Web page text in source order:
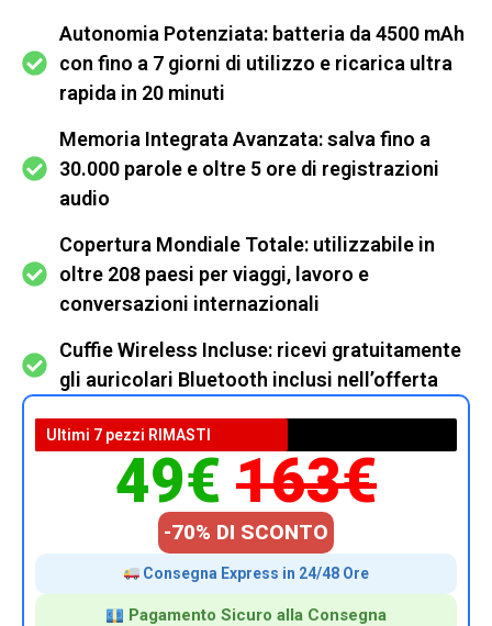
Autonomia Potenziata: batteria da 4500 mAh
con fino a 7 giorni di utilizzo e ricarica ultra
rapida in 20 minuti
Memoria Integrata Avanzata: salva fino a
30.000 parole e oltre 5 ore di registrazioni
audio
Copertura Mondiale Totale: utilizzabile in
oltre 208 paesi per viaggi, lavoro e
conversazioni internazionali
Cuffie Wireless Incluse: ricevi gratuitamente
gli auricolari Bluetooth inclusi nell’offerta
Ultimi 7 pezzi RIMASTI
49€ 163€
-70% DI SCONTO
Consegna Express in 24/48 Ore
Pagamento Sicuro alla Consegna